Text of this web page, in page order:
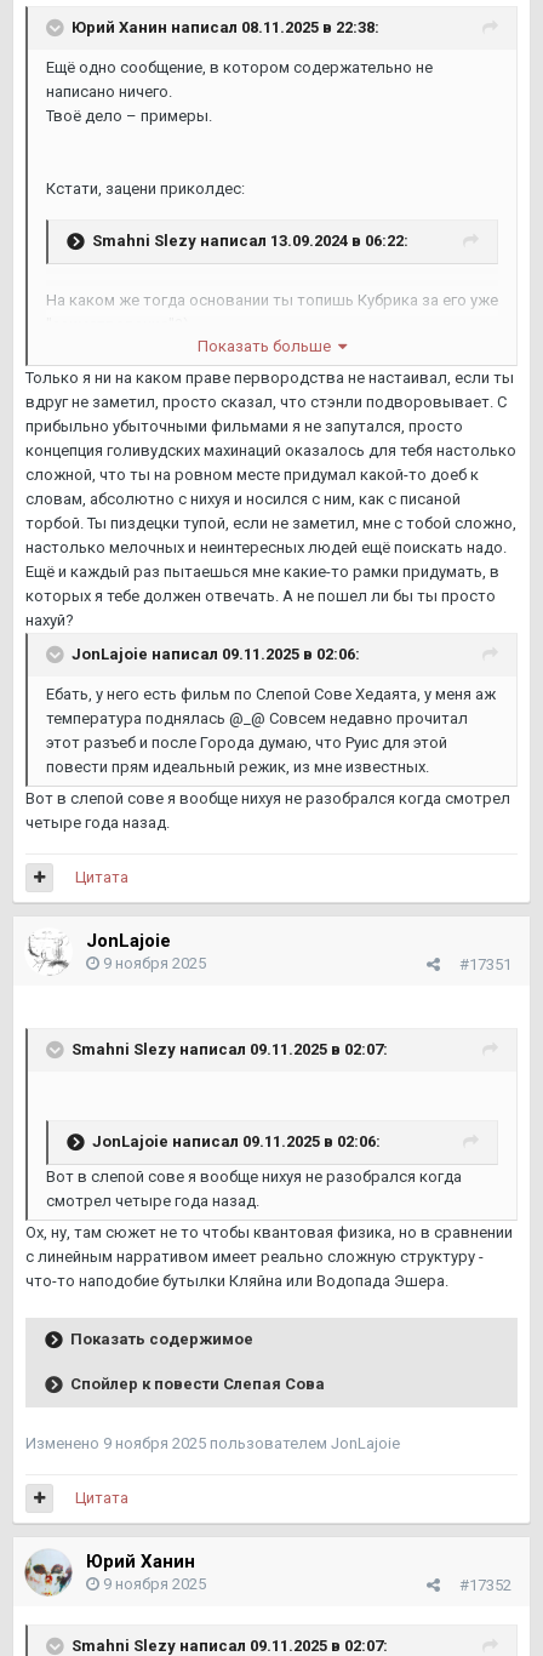
Юрий Ханин написал 08.11.2025 в 22:38:
Ещё одно сообщение, в котором содержательно не
написано ничего.
Твоё дело – примеры.
Кстати, зацени приколдес:
Smahni Slezy написал 13.09.2024 в 06:22:
На каком же тогда основании ты топишь Кубрика за его уже
Смотри не запутайся, как с прибыльно-убыточными
фильмами)
Показать больше
Только я ни на каком праве первородства не настаивал, если ты
вдруг не заметил, просто сказал, что стэнли подворовывает. С
прибыльно убыточными фильмами я не запутался, просто
концепция голивудских махинаций оказалось для тебя настолько
сложной, что ты на ровном месте придумал какой-то доеб к
словам, абсолютно с нихуя и носился с ним, как с писаной
торбой. Ты пиздецки тупой, если не заметил, мне с тобой сложно,
настолько мелочных и неинтересных людей ещё поискать надо.
Ещё и каждый раз пытаешься мне какие-то рамки придумать, в
которых я тебе должен отвечать. А не пошел ли бы ты просто
нахуй?
JonLajoie написал 09.11.2025 в 02:06:
Ебать, у него есть фильм по Слепой Сове Хедаята, у меня аж
температура поднялась @_@ Совсем недавно прочитал
этот разъеб и после Города думаю, что Руис для этой
повести прям идеальный режик, из мне известных.
Вот в слепой сове я вообще нихуя не разобрался когда смотрел
четыре года назад.
Цитата
JonLajoie
#17351
9 ноября 2025
Smahni Slezy написал 09.11.2025 в 02:07:
JonLajoie написал 09.11.2025 в 02:06:
Вот в слепой сове я вообще нихуя не разобрался когда
смотрел четыре года назад.
Ох, ну, там сюжет не то чтобы квантовая физика, но в сравнении
с линейным нарративом имеет реально сложную структуру -
что-то наподобие бутылки Кляйна или Водопада Эшера.
Показать содержимое
Спойлер к повести Слепая Сова
Изменено 9 ноября 2025 пользователем JonLajoie
Цитата
Юрий Ханин
#17352
9 ноября 2025
Smahni Slezy написал 09.11.2025 в 02:07: